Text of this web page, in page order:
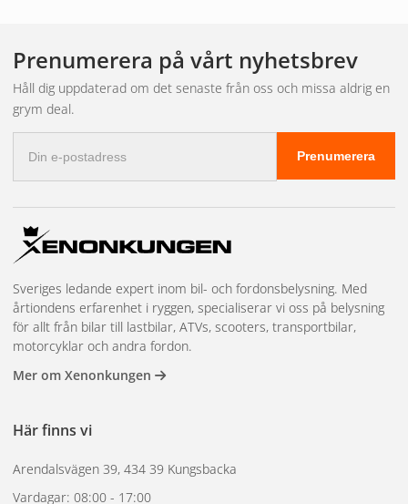
Prenumerera på vårt nyhetsbrev
Håll dig uppdaterad om det senaste från oss och missa aldrig en
grym deal.
postadress
Prenumerera
Sveriges ledande expert inom bil- och fordonsbelysning. Med
årtiondens erfarenhet i ryggen, specialiserar vi oss på belysning
för allt från bilar till lastbilar, ATVs, scooters, transportbilar,
motorcyklar och andra fordon.
Mer om Xenonkungen
Här finns vi
Arendalsvägen 39, 434 39 Kungsbacka
Vardagar: 08:00 - 17:00